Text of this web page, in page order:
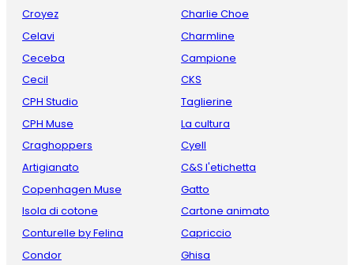
Croyez
Celavi
Ceceba
Cecil
CPH Studio
CPH Muse
Craghoppers
Artigianato
Copenhagen Muse
Isola di cotone
Conturelle by Felina
Condor
Charlie Choe
Charmline
Campione
CKS
Taglierine
La cultura
Cyell
C&S l'etichetta
Gatto
Cartone animato
Capriccio
Ghisa